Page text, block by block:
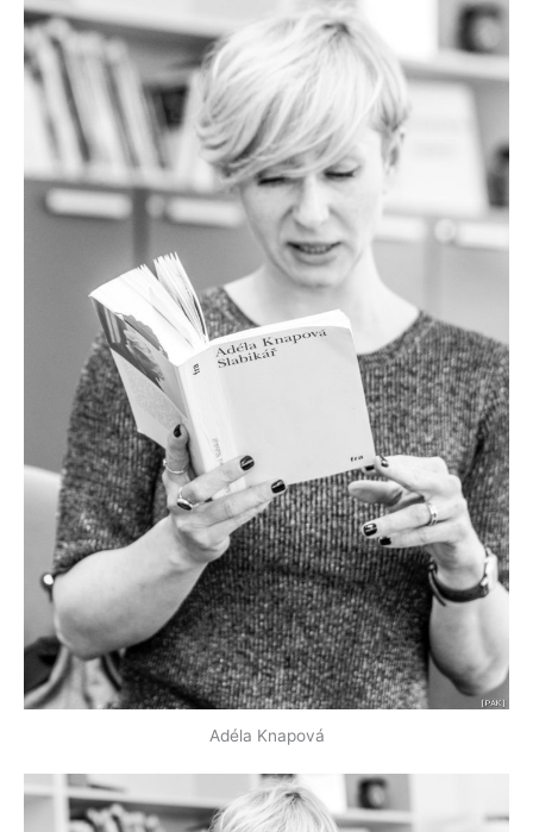
Adéla Knapová